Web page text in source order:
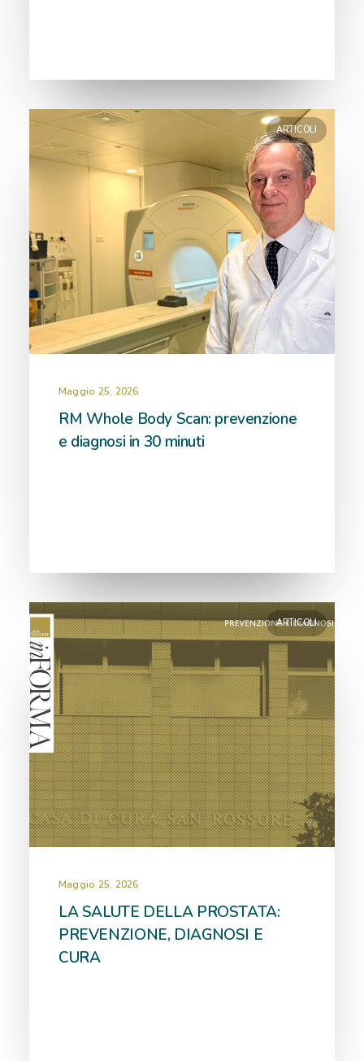
ARTICOLI
Maggio 25, 2026
RM Whole Body Scan: prevenzione
e diagnosi in 30 minuti
ARTICOLI
Maggio 25, 2026
LA SALUTE DELLA PROSTATA:
PREVENZIONE, DIAGNOSI E
CURA